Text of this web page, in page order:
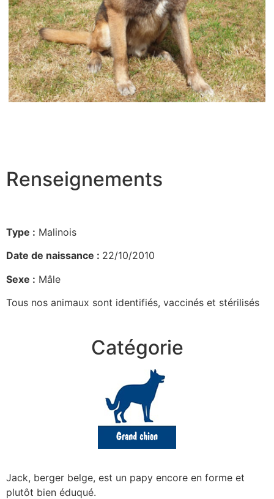
Renseignements
Type : Malinois
Date de naissance : 22/10/2010
Sexe : Mâle
Tous nos animaux sont identifiés, vaccinés et stérilisés
Catégorie
Jack, berger belge, est un papy encore en forme et
plutôt bien éduqué.